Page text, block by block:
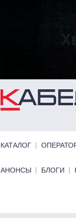
КАТАЛОГ
Primary links bottom
АНОНСЫ БЛОГИ